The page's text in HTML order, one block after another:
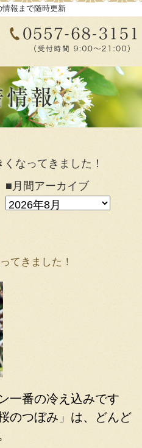
情報まで随時更新
なってきました！
■月間アーカイブ
てきました！
一番の冷え込みです
のつぼみ」は、どんど